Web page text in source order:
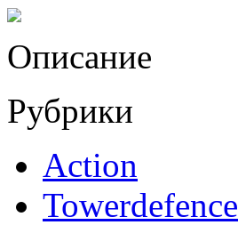
Описание
Рубрики
Action
Towerdefence